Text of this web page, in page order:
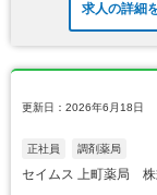
求人の詳細
更新日：2026年6月18日
正社員 調剤薬局
セイムス 上町薬局 株